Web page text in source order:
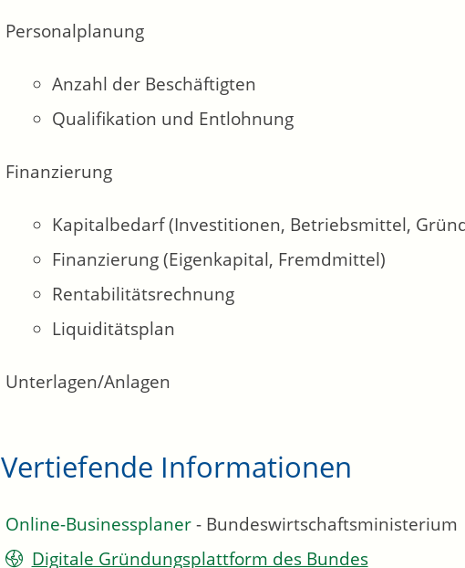
Personalplanung
Anzahl der Beschäftigten
Qualifikation und Entlohnung
Finanzierung
Kapitalbedarf (Investitionen, Betriebsmittel,
Finanzierung (Eigenkapital, Fremdmittel)
Rentabilitätsrechnung
Liquiditätsplan
Unterlagen/Anlagen
Vertiefende Informationen
Online-Businessplaner- Bundeswirtschaftsministerium
Digitale Gründungsplattform des Bundes